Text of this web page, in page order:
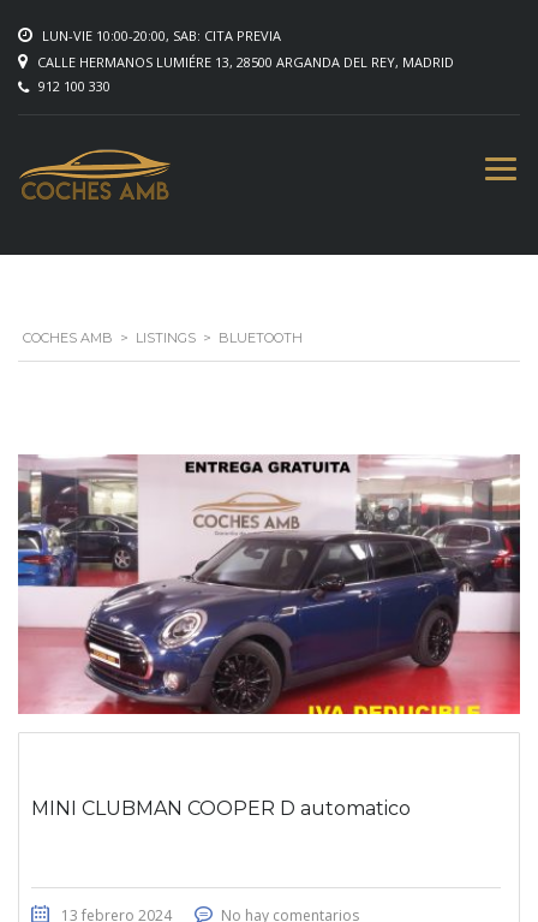
LUN-VIE 10:00-20:00, SAB: CITA PREVIA
CALLE HERMANOS LUMIÉRE 13, 28500 ARGANDA DEL REY, MADRID
912 100 330
COCHES AMB > LISTINGS > BLUETOOTH
MINI CLUBMAN COOPER D automatico
13 febrero 2024 No hay comentarios